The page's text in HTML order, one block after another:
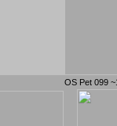
OS Pet 099